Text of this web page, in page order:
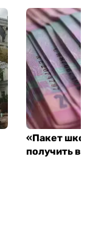
«Пакет
получить